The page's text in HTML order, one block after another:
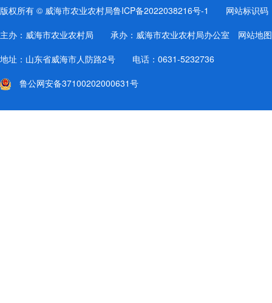
版权所有 © 威海市农业农村局鲁ICP备2022038216号-1
网站标识码
主办：威海市农业农村局 承办：威海市农业农村局办公室 网站地图
地址：山东省威海市人防路2号 电话：0631-5232736
鲁公网安备37100202000631号